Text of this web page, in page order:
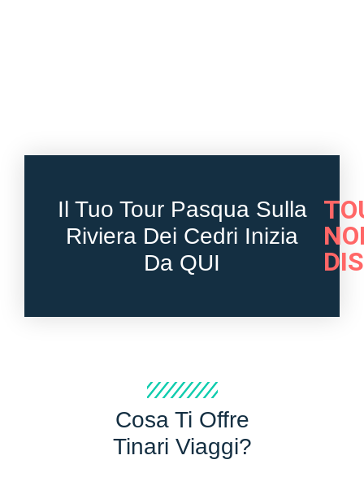
Il Tuo Tour Pasqua Sulla
Riviera Dei Cedri Inizia
Da QUI
Cosa Ti Offre
Tinari Viaggi?